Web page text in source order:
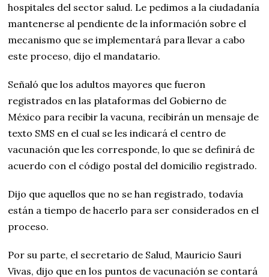
hospitales del sector salud. Le pedimos a la ciudadanía
mantenerse al pendiente de la información sobre el
mecanismo que se implementará para llevar a cabo
este proceso, dijo el mandatario.
Señaló que los adultos mayores que fueron
registrados en las plataformas del Gobierno de
México para recibir la vacuna, recibirán un mensaje de
texto SMS en el cual se les indicará el centro de
vacunación que les corresponde, lo que se definirá de
acuerdo con el código postal del domicilio registrado.
Dijo que aquellos que no se han registrado, todavía
están a tiempo de hacerlo para ser considerados en el
proceso.
Por su parte, el secretario de Salud, Mauricio Sauri
Vivas, dijo que en los puntos de vacunación se contará